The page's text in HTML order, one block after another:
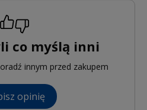
co myślą inni
innym przed zakupem
opinię